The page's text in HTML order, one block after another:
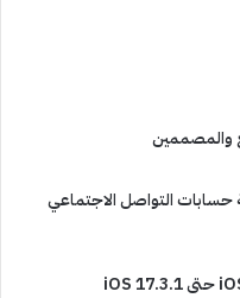
والمصممين
التواصل الاجتماعي